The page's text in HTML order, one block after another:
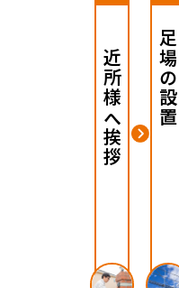
ご近所様へ挨拶 足場の設置